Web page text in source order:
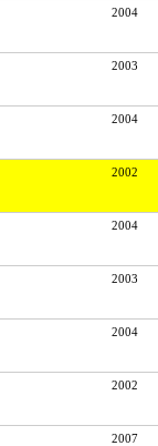
2004
2003
2004
2002
2004
2003
2004
2002
2007